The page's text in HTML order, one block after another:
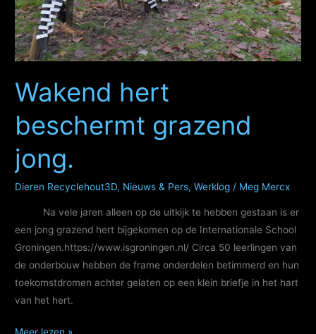
Wakend hert
beschermt grazend
jong.
Dieren Recyclehout3D, Nieuws & Pers,Werklog / Meg Mercx
Na vele jaren alleen op de uitkijk te hebben gestaan is er
een jong grazend hert bijgekomen op de Internationale School
Groningen.https://www.isgroningen.nl/ Circa 50 leerlingen van
de onderbouw hebben de frame onderdelen betimmerd en hun
toekomstdromen achter gelaten op een klein briefje in het hart
van het hert.
Wakend